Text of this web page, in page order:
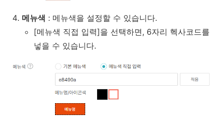
메뉴색 : 메뉴색을 설정할 수 있습니다.
[메뉴색 직접 입력]을 선택하면, 6자리 헥사코드를
넣을 수 있습니다.